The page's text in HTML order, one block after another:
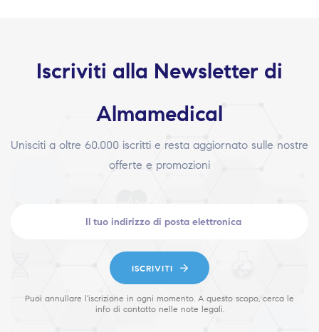
Iscriviti alla Newsletter di
Almamedical
Unisciti a oltre 60.000 iscritti e resta aggiornato sulle nostre
offerte e promozioni
ISCRIVITI
Puoi annullare l'iscrizione in ogni momento. A questo scopo, cerca le
info di contatto nelle note legali.